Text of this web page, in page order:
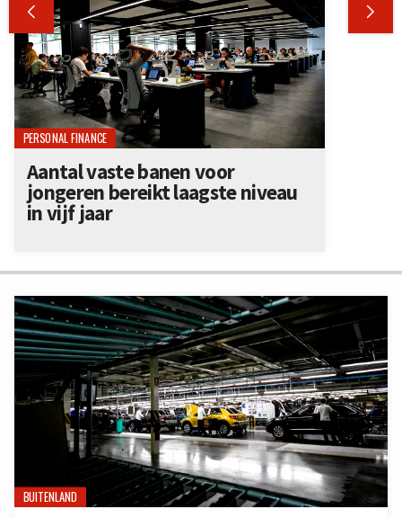
BUITENLAND
 
PERSONAL FINANCE
Aantal vaste banen voor
jongeren bereikt laagste niveau
in vijf jaar